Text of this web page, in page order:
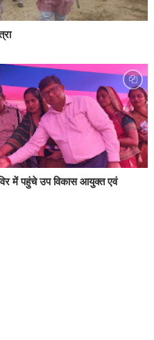
में पहुंचे उप विकास आयुक्त एवं